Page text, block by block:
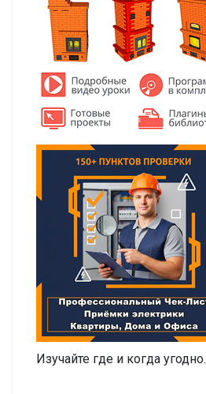
Изучайте где и когда угодно.